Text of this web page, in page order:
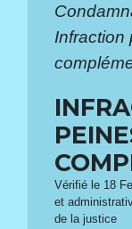
Infraction
Vérifié le 18
et
de la justice